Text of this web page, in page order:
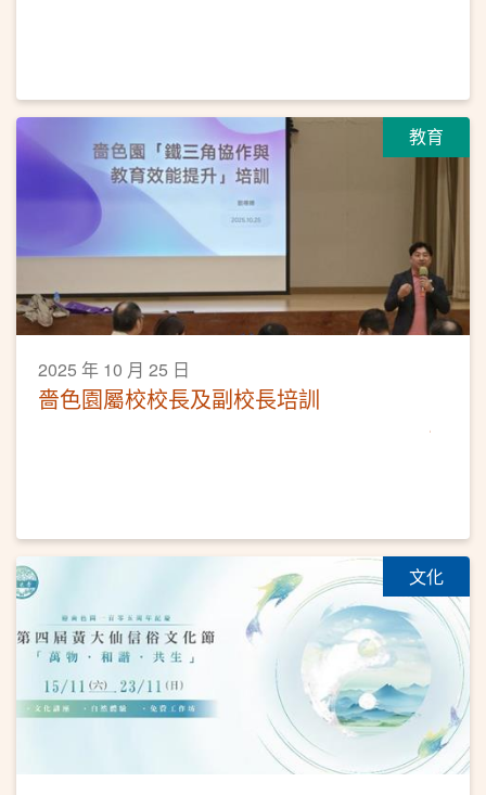
教育
2025 年 10 月 25 日
嗇色園屬校校長及副校長培訓
文化